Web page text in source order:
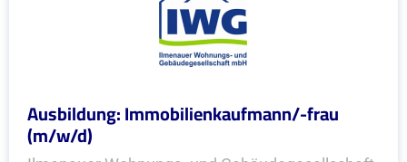
Ausbildung: Immobilienkaufmann/-frau
(m/w/d)